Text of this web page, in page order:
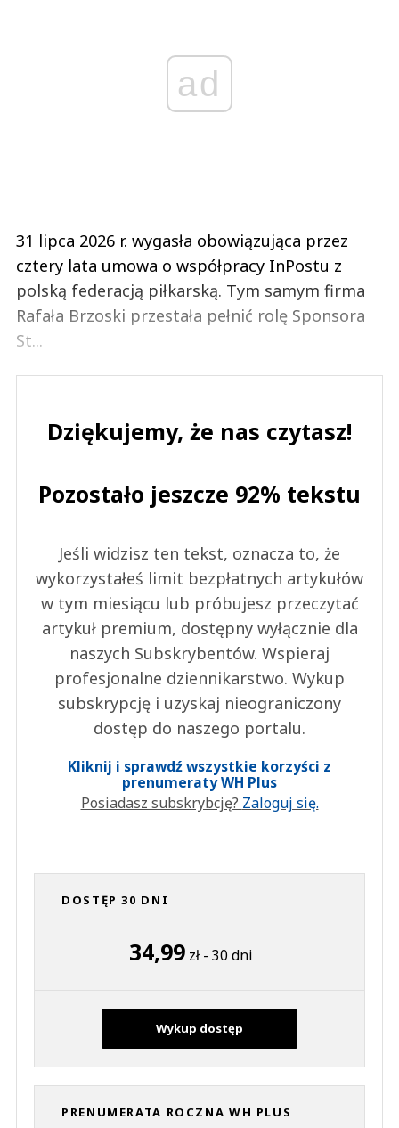
ad
31 lipca 2026 r. wygasła obowiązująca przez
cztery lata umowa o współpracy InPostu z
polską federacją piłkarską. Tym samym firma
Rafała Brzoski przestała pełnić rolę Sponsora
St...
Dziękujemy, że nas czytasz!
Pozostało jeszcze 92% tekstu
Jeśli widzisz ten tekst, oznacza to, że
wykorzystałeś limit bezpłatnych artykułów
w tym miesiącu lub próbujesz przeczytać
artykuł premium, dostępny wyłącznie dla
naszych Subskrybentów. Wspieraj
profesjonalne dziennikarstwo. Wykup
subskrypcję i uzyskaj nieograniczony
dostęp do naszego portalu.
Kliknij i sprawdź wszystkie korzyści z
prenumeraty WH Plus
Posiadasz subskrybcję? Zaloguj się.
DOSTĘP 30 DNI
34,99 zł - 30 dni
Wykup dostęp
PRENUMERATA ROCZNA WH PLUS